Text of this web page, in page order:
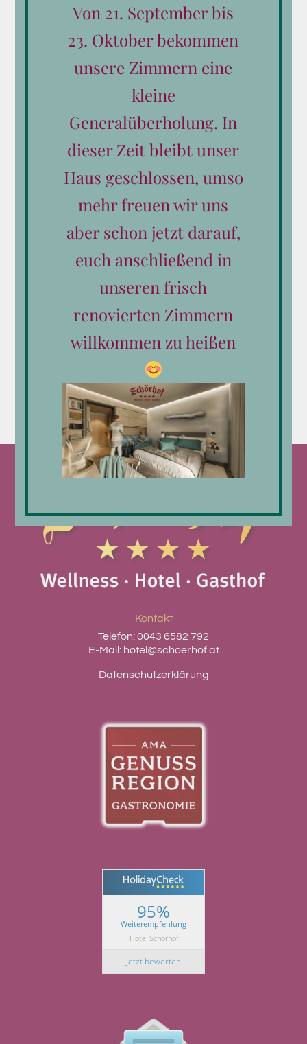
In den Warenkorb
Produkt-Kategorien
Alle Gutscheine
Wertgutscheine
Kontakt
Telefon:0043 6582 792
E-Mail: hotel@schoerhof.at
Datenschutzerklärung
95%
Weiterempfehlung
Hotel Schörhof
Jetzt bewerten
Von 21. September bis
23. Oktober bekommen
unsere Zimmern eine
kleine
Generalüberholung. In
dieser Zeit bleibt unser
Haus geschlossen, umso
mehr freuen wir uns
aber schon jetzt darauf,
euch anschließend in
unseren frisch
renovierten Zimmern
willkommen zu heißen